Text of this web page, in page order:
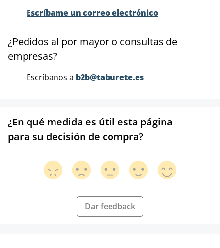
Escríbame un correo electrónico
¿Pedidos al por mayor o consultas de
empresas?
Escríbanos a b2b@taburete.es
¿En qué medida es útil esta página
para su decisión de compra?
Dar feedback